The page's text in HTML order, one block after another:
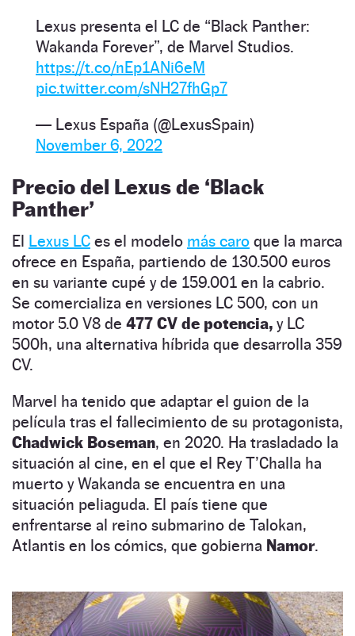
Lexus presenta el LC de “Black Panther:
Wakanda Forever”, de Marvel Studios.
https://t.co/nEp1ANi6eM
pic.twitter.com/sNH27fhGp7
— Lexus España (@LexusSpain)
November 6, 2022
Precio del Lexus de ‘Black
Panther’
El Lexus LC es el modelo más caro que la marca
ofrece en España, partiendo de 130.500 euros
en su variante cupé y de 159.001 en la cabrio.
Se comercializa en versiones LC 500, con un
motor 5.0 V8 de 477 CV de potencia, y LC
500h, una alternativa híbrida que desarrolla 359
CV.
Marvel ha tenido que adaptar el guion de la
película tras el fallecimiento de su protagonista,
Chadwick Boseman, en 2020. Ha trasladado la
situación al cine, en el que el Rey T’Challa ha
muerto y Wakanda se encuentra en una
situación peliaguda. El país tiene que
enfrentarse al reino submarino de Talokan,
Atlantis en los cómics, que gobierna Namor.